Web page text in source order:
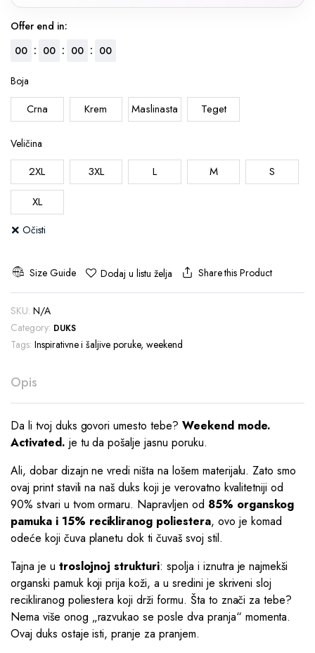
Offer end in:
00 : 00 : 00 : 00
Boja
Crna Krem Maslinasta Teget
Veličina
2XL 3XL L M
S
XL
Očisti
Size Guide Dodaj u listu želja Share this Product
SKU: N/A
Category: DUKS
Tags: Inspirativne i šaljive poruke, weekend
Opis
Da li tvoj duks govori umesto tebe? Weekend mode.
Activated. je tu da pošalje jasnu poruku.
Ali, dobar dizajn ne vredi ništa na lošem materijalu. Zato smo
ovaj print stavili na naš duks koji je verovatno kvalitetniji od
90% stvari u tvom ormaru. Napravljen od 85% organskog
pamuka i 15% recikliranog poliestera, ovo je komad
odeće koji čuva planetu dok ti čuvaš svoj stil.
Tajna je u troslojnoj strukturi: spolja i iznutra je najmekši
organski pamuk koji prija koži, a u sredini je skriveni sloj
recikliranog poliestera koji drži formu. Šta to znači za tebe?
Nema više onog „razvukao se posle dva pranja“ momenta.
Ovaj duks ostaje isti, pranje za pranjem.